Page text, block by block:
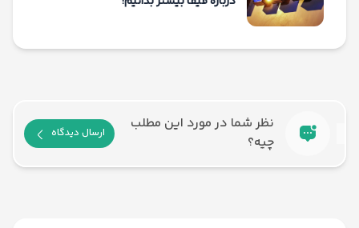
نظر شما در مورد این مطلب
چیه؟
ارسال دیدگاه